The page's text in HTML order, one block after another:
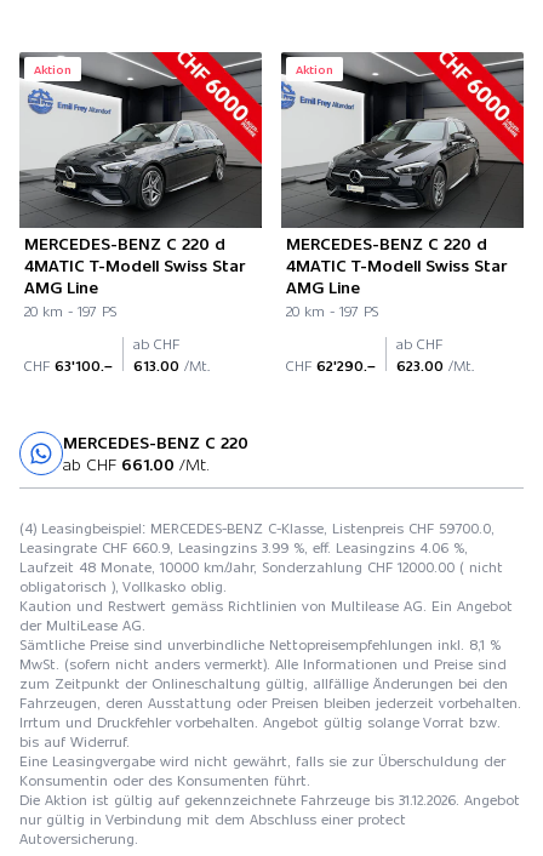
Aktion
MERCEDES-BENZ C 220 d
4MATIC T-Modell Swiss Star
AMG Line
20 km - 197 PS
CHF 63'100.–
ab CHF
613.00 /Mt.
Aktion
MERCEDES-BENZ C 220 d
4MATIC T-Modell Swiss Star
AMG Line
20 km - 197 PS
CHF 62'290.–
ab CHF
623.00 /Mt.
MERCEDES-BENZ C 220
ab CHF 661.00 /Mt.
(4) Leasingbeispiel: MERCEDES-BENZ C-Klasse, Listenpreis CHF 59700.0,
Leasingrate CHF 660.9, Leasingzins 3.99 %, eff. Leasingzins 4.06 %,
Laufzeit 48 Monate, 10000 km/Jahr, Sonderzahlung CHF 12000.00 ( nicht
obligatorisch ), Vollkasko oblig.
Kaution und Restwert gemäss Richtlinien von Multilease AG. Ein Angebot
der MultiLease AG.
Sämtliche Preise sind unverbindliche Nettopreisempfehlungen inkl. 8,1 %
MwSt. (sofern nicht anders vermerkt). Alle Informationen und Preise sind
zum Zeitpunkt der Onlineschaltung gültig, allfällige Änderungen bei den
Fahrzeugen, deren Ausstattung oder Preisen bleiben jederzeit vorbehalten.
Irrtum und Druckfehler vorbehalten. Angebot gültig solange Vorrat bzw.
bis auf Widerruf.
Eine Leasingvergabe wird nicht gewährt, falls sie zur Überschuldung der
Konsumentin oder des Konsumenten führt.
Die Aktion ist gültig auf gekennzeichnete Fahrzeuge bis 31.12.2026. Angebot
nur gültig in Verbindung mit dem Abschluss einer protect
Autoversicherung.